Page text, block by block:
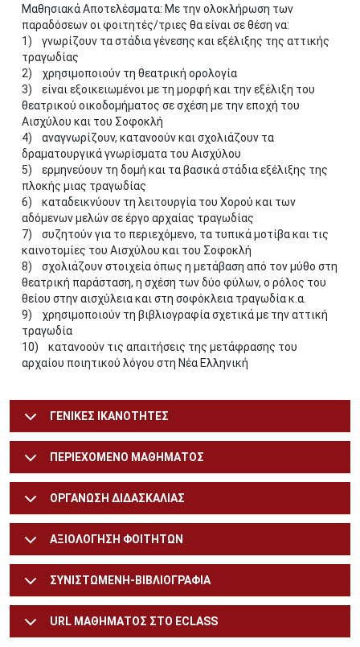
Μαθησιακά Αποτελέσματα: Με την ολοκλήρωση των
παραδόσεων οι φοιτητές/τριες θα είναι σε θέση να:
1) γνωρίζουν τα στάδια γένεσης και εξέλιξης της αττικής
τραγωδίας
2) χρησιμοποιούν τη θεατρική ορολογία
3) είναι εξοικειωμένοι με τη μορφή και την εξέλιξη του
θεατρικού οικοδομήματος σε σχέση με την εποχή του
Αισχύλου και του Σοφοκλή
4) αναγνωρίζουν, κατανοούν και σχολιάζουν τα
δραματουργικά γνωρίσματα του Αισχύλου
5) ερμηνεύουν τη δομή και τα βασικά στάδια εξέλιξης της
πλοκής μιας τραγωδίας
6) καταδεικνύουν τη λειτουργία του Χορού και των
αδόμενων μελών σε έργο αρχαίας τραγωδίας
7) συζητούν για το περιεχόμενο, τα τυπικά μοτίβα και τις
καινοτομίες του Αισχύλου και του Σοφοκλή
8) σχολιάζουν στοιχεία όπως η μετάβαση από τον μύθο στη
θεατρική παράσταση, η σχέση των δύο φύλων, ο ρόλος του
θείου στην αισχύλεια και στη σοφόκλεια τραγωδία κ.α.
9) χρησιμοποιούν τη βιβλιογραφία σχετικά με την αττική
τραγωδία
10) κατανοούν τις απαιτήσεις της μετάφρασης του
αρχαίου ποιητικού λόγου στη Νέα Ελληνική
ΓΕΝΙΚΕΣ ΙΚΑΝΟΤΗΤΕΣ
ΠΕΡΙΕΧΟΜΕΝΟ ΜΑΘΗΜΑΤΟΣ
ΟΡΓΑΝΩΣΗ ΔΙΔΑΣΚΑΛΙΑΣ
ΑΞΙΟΛΟΓΗΣΗ ΦΟΙΤΗΤΩΝ
ΣΥΝΙΣΤΩΜΕΝΗ-ΒΙΒΛΙΟΓΡΑΦΙΑ
URL ΜΑΘΗΜΑΤΟΣ ΣΤΟ ECLASS